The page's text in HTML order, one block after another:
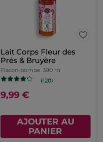
Lait Corps Fleur des
Prés & Bruyère
Flacon-pompe 390 ml
(120)
9,99 €
AJOUTER AU
PANIER